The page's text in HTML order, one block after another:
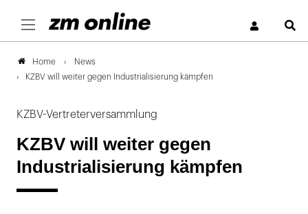
Home
News
KZBV will weiter gegen Industrialisierung kämpfen
KZBV-Vertreterversammlung
KZBV will weiter gegen
Industrialisierung kämpfen